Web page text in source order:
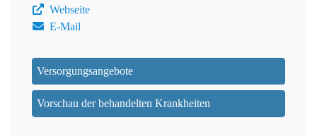
Webseite
E-Mail
Versorgungsangebote
Vorschau der behandelten Krankheiten